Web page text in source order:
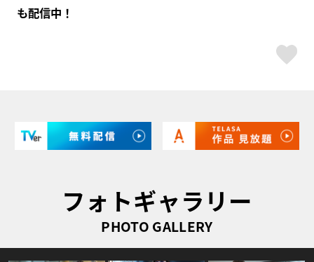
も配信中！
フォトギャラリー
PHOTO GALLERY